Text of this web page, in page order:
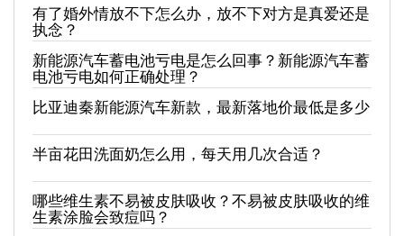
有了婚外情放不下怎么办，放不下对方是真爱还是
执念？
新能源汽车蓄电池亏电是怎么回事？新能源汽车蓄
电池亏电如何正确处理？
比亚迪秦新能源汽车新款，最新落地价最低是多少
半亩花田洗面奶怎么用，每天用几次合适？
哪些维生素不易被皮肤吸收？不易被皮肤吸收的维
生素涂脸会致痘吗？